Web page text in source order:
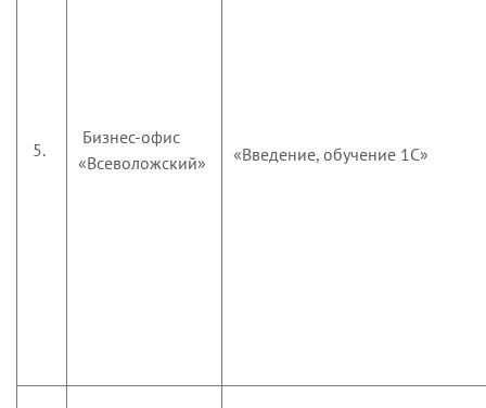
5.
Бизнес-офис
«Всеволожский»
«Введение, обучение 1С»